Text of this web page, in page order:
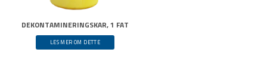
DEKONTAMINERINGSKAR, 1 FAT
LES MER OM DETTE